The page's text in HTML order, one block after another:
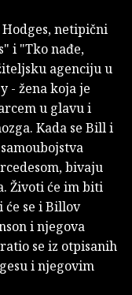
netipični
i "Tko nađe,
agenciju u
- žena koja je
u glavu i
Kada se Bill i
bivaju
Životi će im biti
će se i Billov
i njegova
se iz otpisanih
i njegovim